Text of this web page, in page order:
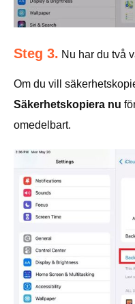
Steg 3. Nu har du två
Om du vill
Säkerhetskopiera nu
omedelbart.